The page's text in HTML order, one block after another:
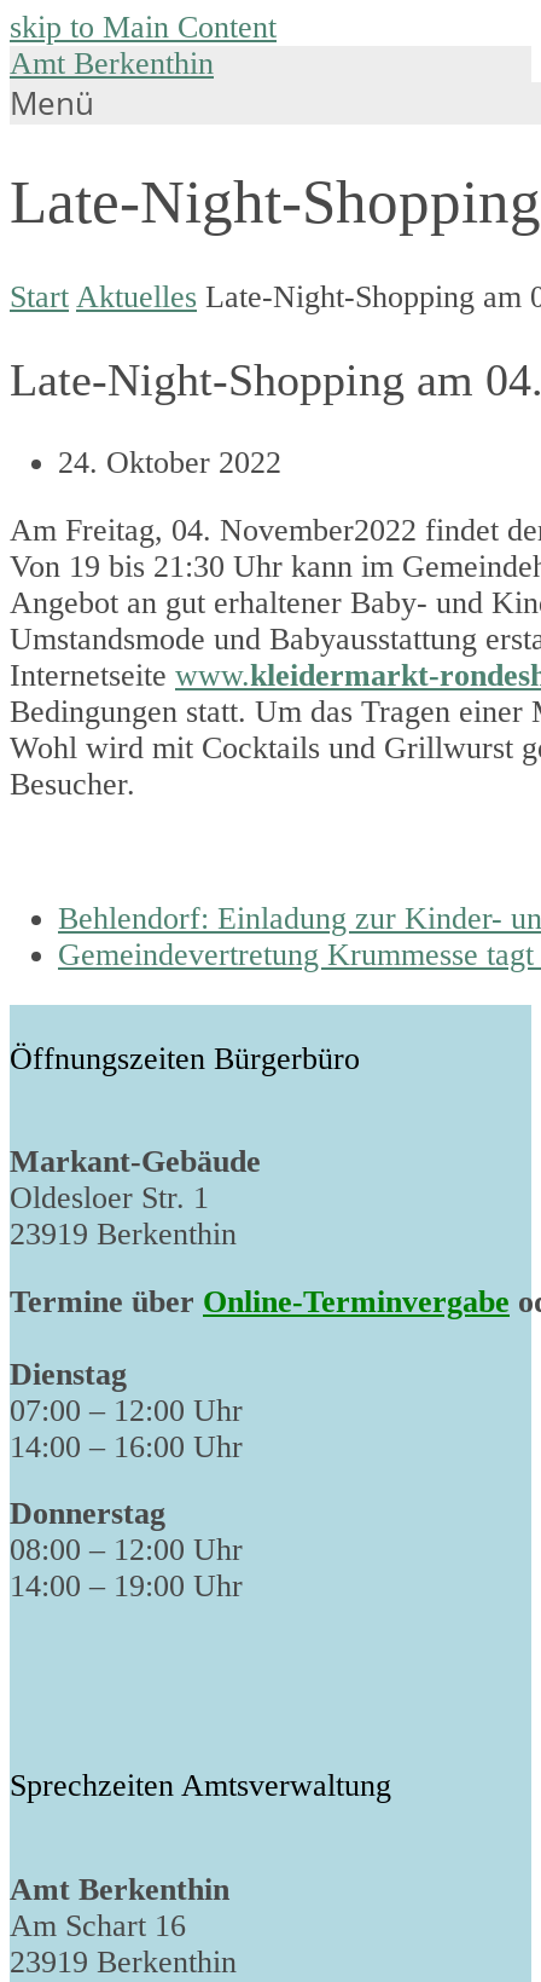
skip to Main Content
Amt Berkenthin
Menü
Late-Night-
Start Aktuelles Late-Night-Shopping am
Late-Night-Shopping am
24. Oktober 2022
Am Freitag, 04. November2022 findet
Von 19 bis 21:30 Uhr kann im
Angebot an gut erhaltener Baby- und
Umstandsmode und Babyausstattung
Internetseite www.kleidermarkt-
Bedingungen statt. Um das Tragen
Wohl wird mit Cocktails und Grillwurst
Besucher.
previous
post:
Behlendorf: Einladung zur Kinder-
next
Gemeindevertretung Krummesse
Öffnungszeiten Bürgerbüro
Markant-Gebäude
Oldesloer Str. 1
23919 Berkenthin
Termine über Online-Terminvergabe
Dienstag
07:00 – 12:00 Uhr
14:00 – 16:00 Uhr
Donnerstag
08:00 – 12:00 Uhr
14:00 – 19:00 Uhr
Sprechzeiten Amtsverwaltung
Amt Berkenthin
Am Schart 16
23919 Berkenthin